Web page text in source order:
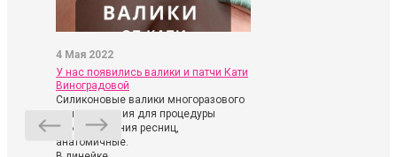
4 Мая 2022
У нас появились валики и патчи Кати
Виноградовой
Силиконовые валики многоразового
использования для процедуры
ламинирования ресниц,
анатомичные.